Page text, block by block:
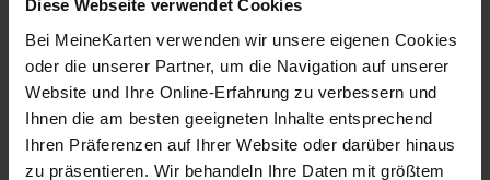
Diese Webseite verwendet Cookies
Bei MeineKarten verwenden wir unsere eigenen Cookies
oder die unserer Partner, um die Navigation auf unserer
Website und Ihre Online-Erfahrung zu verbessern und
Ihnen die am besten geeigneten Inhalte entsprechend
Ihren Präferenzen auf Ihrer Website oder darüber hinaus
zu präsentieren. Wir behandeln Ihre Daten mit größtem
Sticker Geburt